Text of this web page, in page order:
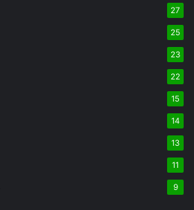
27
25
23
22
15
14
13
11
9